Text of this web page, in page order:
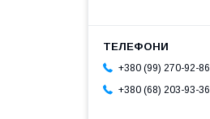
+380 (99) 270-92-86
+380 (68) 203-93-36